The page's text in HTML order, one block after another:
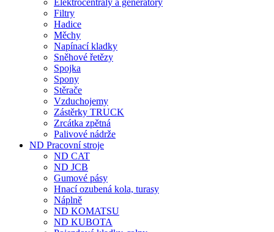
Elektrocentrály a generátory
Filtry
Hadice
Měchy
Napínací kladky
Sněhové řetězy
Spojka
Spony
Stěrače
Vzduchojemy
Zástěrky TRUCK
Zrcátka zpětná
Palivové nádrže
ND Pracovní stroje
ND CAT
ND JCB
Gumové pásy
Hnací ozubená kola, turasy
Náplně
ND KOMATSU
ND KUBOTA